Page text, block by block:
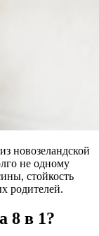
новозеландской
не одному
стойкость
родителей.
8 в 1?